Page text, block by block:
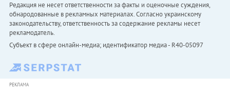
Редакция не несет ответственности за факты и оценочные суждения,
обнародованные в рекламных материалах. Согласно украинскому
законодательству, ответственность за содержание рекламы несет
рекламодатель.
Субъект в сфере онлайн-медиа; идентификатор медиа - R40-05097
РЕКЛАМА